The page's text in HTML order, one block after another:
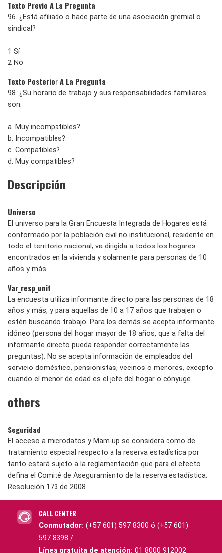
Texto Previo A La Pregunta
96. ¿Está afiliado o hace parte de una asociación gremial o
sindical?
1 Sí
2 No
Texto Posterior A La Pregunta
98. ¿Su horario de trabajo y sus responsabilidades familiares
son:
a. Muy incompatibles?
b. Incompatibles?
c. Compatibles?
d. Muy compatibles?
Descripción
Universo
El universo para la Gran Encuesta Integrada de Hogares está
conformado por la población civil no institucional, residente en
todo el territorio nacional; va dirigida a todos los hogares
encontrados en la vivienda y solamente para personas de 10
años y más.
Var_resp_unit
La encuesta utiliza informante directo para las personas de 18
años y más, y para aquellas de 10 a 17 años que trabajen o
estén buscando trabajo. Para los demás se acepta informante
idóneo (persona del hogar mayor de 18 años, que a falta del
informante directo pueda responder correctamente las
preguntas). No se acepta información de empleados del
servicio doméstico, pensionistas, vecinos o menores, excepto
cuando el menor de edad es el jefe del hogar o cónyuge.
others
Seguridad
El acceso a microdatos y Mam-up se considera como de
tratamiento especial respecto a la reserva estadística por
tanto estará sujeto a la reglamentación que para el efecto
defina el Comité de Aseguramiento de la reserva estadística.
Resolución 173 de 2008
CALL CENTER
Conmutador: (+57 601) 597 8300 ó (+57 601)
597 8398 /
Línea gratuita de atención: 01 8000 912002